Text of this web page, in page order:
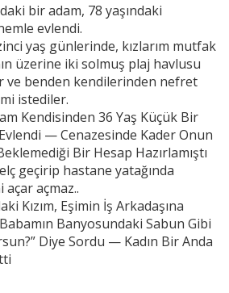
bir adam, 78 yaşındaki
evlendi.
yaş günlerinde, kızlarım mutfak
üzerine iki solmuş plaj havlusu
ve benden kendilerinden nefret
istediler.
Kendisinden 36 Yaş Küçük Bir
— Cenazesinde Kader Onun
Bir Hesap Hazırlamıştı
geçirip hastane yatağında
açmaz..
Kızım, Eşimin İş Arkadaşına
Banyosundaki Sabun Gibi
Diye Sordu — Kadın Bir Anda